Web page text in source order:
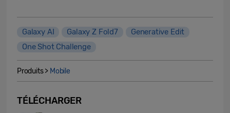
Galaxy AI Galaxy Z Fold7
Generative Edit
One Shot Challenge
Produits > Mobile
TÉLÉCHARGER